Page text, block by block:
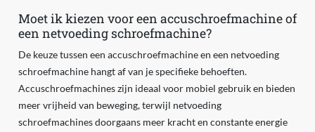
Moet ik kiezen voor een accuschroefmachine of
een netvoeding schroefmachine?
De keuze tussen een accuschroefmachine en een netvoeding
schroefmachine hangt af van je specifieke behoeften.
Accuschroefmachines zijn ideaal voor mobiel gebruik en bieden
meer vrijheid van beweging, terwijl netvoeding
schroefmachines doorgaans meer kracht en constante energie